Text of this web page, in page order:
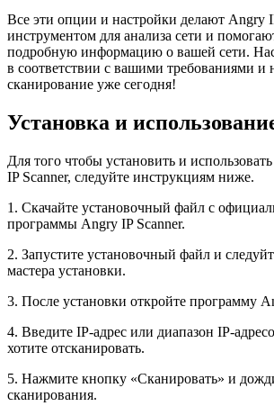
Все эти опции и настройки делают Angry
инструментом для анализа сети и
подробную информацию о вашей сети.
в соответствии с вашими требованиями и
сканирование уже сегодня!
Установка и
Для того чтобы установить и
IP Scanner, следуйте инструкциям ниже.
1. Скачайте установочный файл с
программы Angry IP Scanner.
2. Запустите установочный файл и
мастера установки.
3. После установки откройте программу
4. Введите IP-адрес или диапазон IP-
хотите отсканировать.
5. Нажмите кнопку «Сканировать» и
сканирования.